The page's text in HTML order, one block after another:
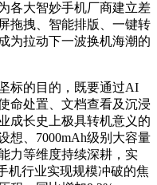
各大智妙手机厂商建立差
拖拽、智能排版、一键转
为拉动下一波换机海潮的
的目的，既要通过AI
命处置、文档查看及沉浸
成长史上极具转机意义的
想、7000mAh级别大容量
力等维度持续深耕，实
机行业实现规模冲破的焦